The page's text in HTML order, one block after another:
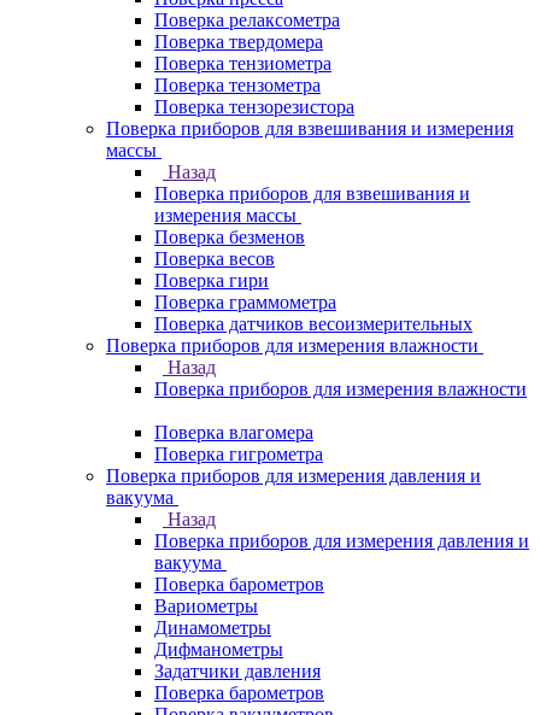
Поверка релаксометра
Поверка твердомера
Поверка тензиометра
Поверка тензометра
Поверка тензорезистора
Поверка приборов для взвешивания и измерения
массы
Назад
Поверка приборов для взвешивания и
измерения массы
Поверка безменов
Поверка весов
Поверка гири
Поверка граммометра
Поверка датчиков весоизмерительных
Поверка приборов для измерения влажности
Назад
Поверка приборов для измерения влажности
Поверка влагомера
Поверка гигрометра
Поверка приборов для измерения давления и
вакуума
Назад
Поверка приборов для измерения давления и
вакуума
Поверка барометров
Вариометры
Динамометры
Дифманометры
Задатчики давления
Поверка барометров